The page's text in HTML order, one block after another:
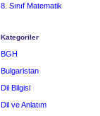
8. Sınıf Matematik
Kategoriler
BGH
Bulgaristan
Dil Bilgisi
Dil ve Anlatım